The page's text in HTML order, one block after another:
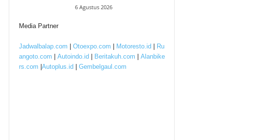
6 Agustus 2026
Media Partner
Jadwalbalap.com Otoexpo.com Motoresto.id
Ru
angoto.com
Autoindo.id Beritakuh.com
Alanbike
rs.com Autoplus.id Gembelgaul.com